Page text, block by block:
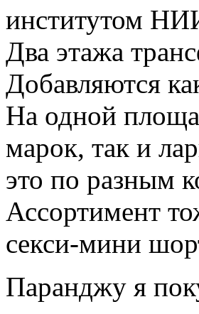
институтом
Два этажа
Добавляются
На одной
марок, так и
это по разным
Ассортимент
секси-мини
Паранджу я